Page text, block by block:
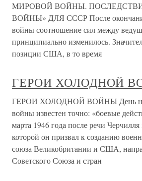
МИРОВОЙ ВОЙНЫ.
ВОЙНЫ» ДЛЯ СССР После
войны соотношение сил между
принципиально изменилось.
позиции США, в то время
ГЕРОИ ХОЛОДНОЙ
ГЕРОИ ХОЛОДНОЙ ВОЙНЫ День
войны известен точно: «боевые
марта 1946 года после речи
которой он призвал к созданию
союза Великобритании и США,
Советского Союза и стран